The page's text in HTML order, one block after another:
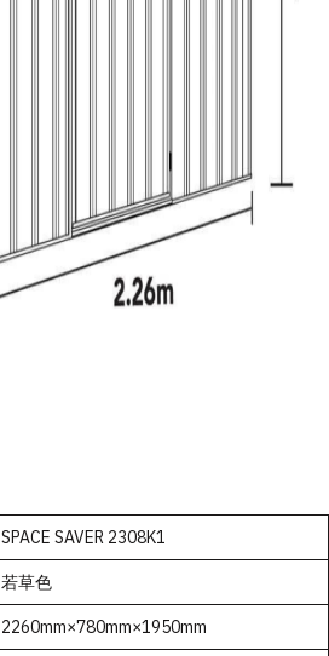
SPACE SAVER 2308K1
若草色
2260mm×780mm×1950mm